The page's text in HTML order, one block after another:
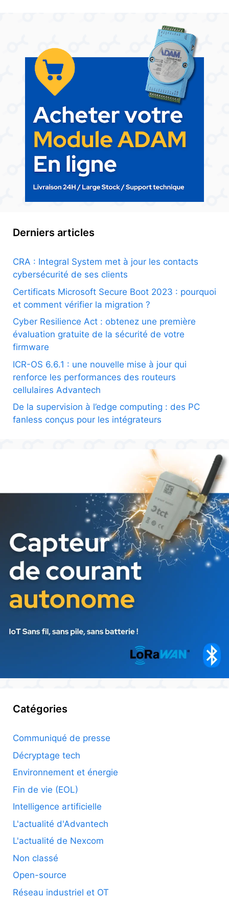
Derniers articles
CRA : Integral System met à jour les contacts
cybersécurité de ses clients
Certificats Microsoft Secure Boot 2023 : pourquoi
et comment vérifier la migration ?
Cyber Resilience Act : obtenez une première
évaluation gratuite de la sécurité de votre
firmware
ICR-OS 6.6.1 : une nouvelle mise à jour qui
renforce les performances des routeurs
cellulaires Advantech
De la supervision à l’edge computing : des PC
fanless conçus pour les intégrateurs
Catégories
Communiqué de presse
Décryptage tech
Environnement et énergie
Fin de vie (EOL)
Intelligence artificielle
L'actualité d'Advantech
L'actualité de Nexcom
Non classé
Open-source
Réseau industriel et OT